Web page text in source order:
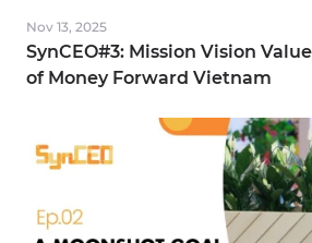
Nov 13, 2025
SynCEO#3: Mission Vision
of Money Forward Vietnam